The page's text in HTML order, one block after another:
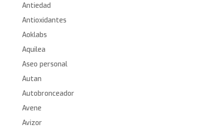
Antiedad
Antioxidantes
Aoklabs
Aquilea
Aseo personal
Autan
Autobronceador
Avene
Avizor